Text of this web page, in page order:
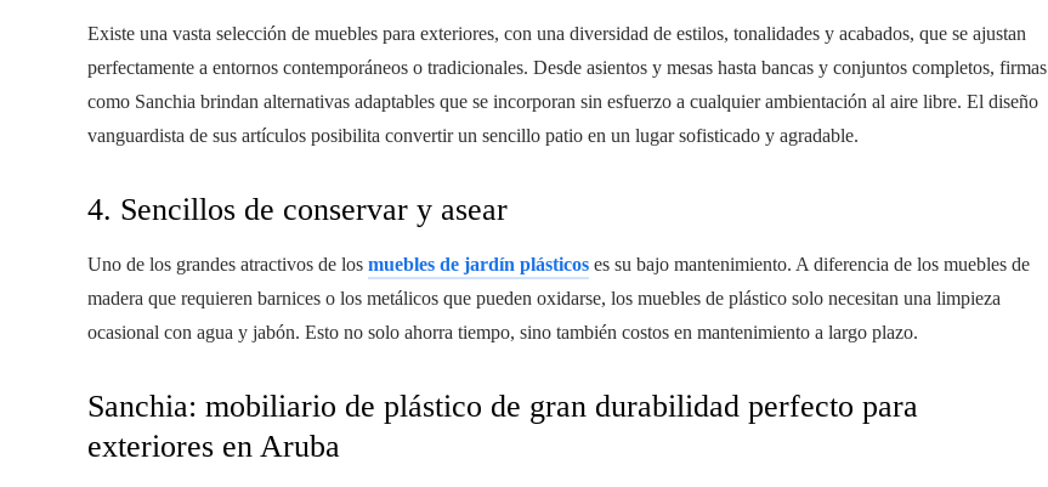
Existe una vasta selección de muebles para exteriores, con una diversidad de estilos, tonalidades y acabados, que se ajustan
perfectamente a entornos contemporáneos o tradicionales. Desde asientos y mesas hasta bancas y conjuntos completos, firmas
como Sanchia brindan alternativas adaptables que se incorporan sin esfuerzo a cualquier ambientación al aire libre. El diseño
vanguardista de sus artículos posibilita convertir un sencillo patio en un lugar sofisticado y agradable.
4. Sencillos de conservar y asear
Uno de los grandes atractivos de los muebles de jardín plásticos es su bajo mantenimiento. A diferencia de los muebles de
madera que requieren barnices o los metálicos que pueden oxidarse, los muebles de plástico solo necesitan una limpieza
ocasional con agua y jabón. Esto no solo ahorra tiempo, sino también costos en mantenimiento a largo plazo.
Sanchia: mobiliario de plástico de gran durabilidad perfecto para
exteriores en Aruba